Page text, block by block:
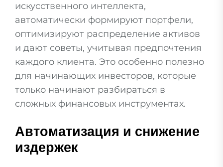
искусственного интеллекта,
автоматически формируют портфели,
оптимизируют распределение активов
и дают советы, учитывая предпочтения
каждого клиента. Это особенно полезно
для начинающих инвесторов, которые
только начинают разбираться в
сложных финансовых инструментах.
Автоматизация и снижение
издержек